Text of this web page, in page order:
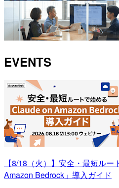
EVENTS
【8/18（火）】安全・最短ル
Amazon Bedrock」導入ガイド